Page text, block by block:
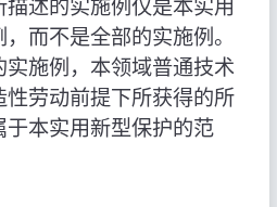
述的实施例仅是本实用
而不是全部的实施例。
施例，本领域普通技术
性劳动前提下所获得的所
本实用新型保护的范